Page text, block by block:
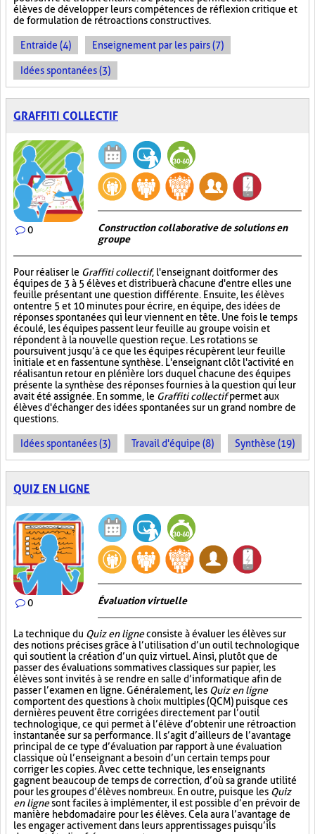
élèves de développer leurs compétences de réflexion critique et
de formulation de rétroactions constructives.
Entraide (4) Enseignement par les pairs (7)
Idées spontanées (3)
GRAFFITI COLLECTIF
0
Construction collaborative de solutions en
groupe
Pour réaliser le Graffiti collectif, l'enseignant doit former des
équipes de 3 à 5 élèves et distribuer à chacune d'entre elles une
feuille présentant une question différente. Ensuite, les élèves
ont entre 5 et 10 minutes pour écrire, en équipe, des idées de
réponses spontanées qui leur viennent en tête. Une fois le temps
écoulé, les équipes passent leur feuille au groupe voisin et
répondent à la nouvelle question reçue. Les rotations se
poursuivent jusqu’à ce que les équipes récupèrent leur feuille
initiale et en fassent une synthèse. L'enseignant clôt l'activité en
réalisant un retour en plénière lors duquel chacune des équipes
présente la synthèse des réponses fournies à la question qui leur
avait été assignée. En somme, le Graffiti collectifpermet aux
élèves d'échanger des idées spontanées sur un grand nombre de
questions.
Idées spontanées (3) Travail d'équipe (8) Synthèse (19)
QUIZ EN LIGNE
0 Évaluation virtuelle
La technique du Quiz en ligneconsiste à évaluer les élèves sur
des notions précises grâce à l’utilisation d’un outil technologique
qui soutient la création d’un quiz virtuel. Ainsi, plutôt que de
passer des évaluations sommatives classiques sur papier, les
élèves sont invités à se rendre en salle d’informatique afin de
passer l’examen en ligne. Généralement, les Quiz en ligne
comportent des questions à choix multiples (QCM) puisque ces
dernières peuvent être corrigées directement par l’outil
technologique, ce qui permet à l’élève d’obtenir une rétroaction
instantanée sur sa performance. Il s’agit d’ailleurs de l’avantage
principal de ce type d’évaluation par rapport à une évaluation
classique où l’enseignant a besoin d’un certain temps pour
corriger les copies. Avec cette technique, les enseignants
gagnent beaucoup de temps de correction, d’où sa grande utilité
pour les groupes d’élèves nombreux. En outre, puisque les Quiz
en lignesont faciles à implémenter, il est possible d’en prévoir de
manière hebdomadaire pour les élèves. Cela aura l’avantage de
les engager activement dans leurs apprentissages puisqu’ils